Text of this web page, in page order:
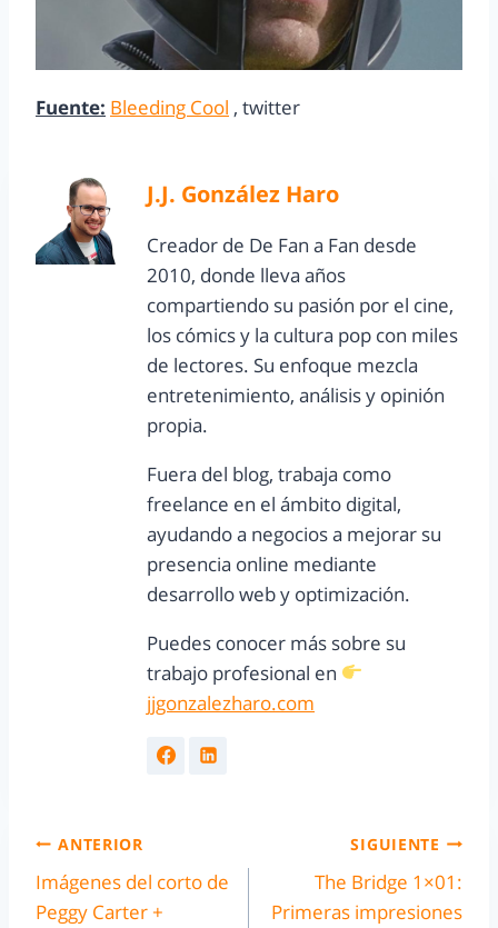
Fuente: Bleeding Cool , twitter
J.J. González Haro
Creador de De Fan a Fan desde
2010, donde lleva años
compartiendo su pasión por el cine,
los cómics y la cultura pop con miles
de lectores. Su enfoque mezcla
entretenimiento, análisis y opinión
propia.
Fuera del blog, trabaja como
freelance en el ámbito digital,
ayudando a negocios a mejorar su
presencia online mediante
desarrollo web y optimización.
Puedes conocer más sobre su
trabajo profesional en
jjgonzalezharo.com
ANTERIOR
Imágenes del corto de
Peggy Carter +
SIGUIENTE
The Bridge 1×01:
Primeras impresiones